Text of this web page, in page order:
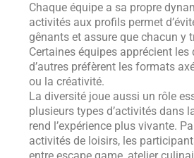
Chaque équipe a sa propre
activités aux profils permet
gênants et assure que chacun y
Certaines équipes apprécient les
d’autres préfèrent les formats
ou la créativité.
La diversité joue aussi un rôle
plusieurs types d’activités dans
rend l’expérience plus vivante.
activités de loisirs, les